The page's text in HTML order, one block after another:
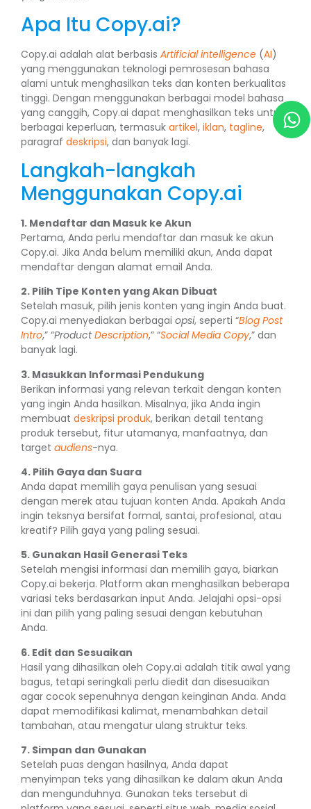
Apa Itu Copy.ai?
Copy.ai adalah alat berbasis Artificial intelligence (AI)
yang menggunakan teknologi pemrosesan bahasa
alami untuk menghasilkan teks dan konten berkualitas
tinggi. Dengan menggunakan berbagai model bahasa
yang canggih, Copy.ai dapat menghasilkan teks untuk
berbagai keperluan, termasuk artikel, iklan, tagline,
paragraf deskripsi, dan banyak lagi.
Langkah-langkah
Menggunakan Copy.ai
1. Mendaftar dan Masuk ke Akun
Pertama, Anda perlu mendaftar dan masuk ke akun
Copy.ai. Jika Anda belum memiliki akun, Anda dapat
mendaftar dengan alamat email Anda.
2. Pilih Tipe Konten yang Akan Dibuat
Setelah masuk, pilih jenis konten yang ingin Anda buat.
Copy.ai menyediakan berbagai opsi, seperti “Blog Post
Intro,” “ProductDescription,” “Social Media Copy,” dan
banyak lagi.
3. Masukkan Informasi Pendukung
Berikan informasi yang relevan terkait dengan konten
yang ingin Anda hasilkan. Misalnya, jika Anda ingin
membuat deskripsi produk, berikan detail tentang
produk tersebut, fitur utamanya, manfaatnya, dan
target audiens-nya.
4. Pilih Gaya dan Suara
Anda dapat memilih gaya penulisan yang sesuai
dengan merek atau tujuan konten Anda. Apakah Anda
ingin teksnya bersifat formal, santai, profesional, atau
kreatif? Pilih gaya yang paling sesuai.
5. Gunakan Hasil Generasi Teks
Setelah mengisi informasi dan memilih gaya, biarkan
Copy.ai bekerja. Platform akan menghasilkan beberapa
variasi teks berdasarkan input Anda. Jelajahi opsi-opsi
ini dan pilih yang paling sesuai dengan kebutuhan
Anda.
6. Edit dan Sesuaikan
Hasil yang dihasilkan oleh Copy.ai adalah titik awal yang
bagus, tetapi seringkali perlu diedit dan disesuaikan
agar cocok sepenuhnya dengan keinginan Anda. Anda
dapat memodifikasi kalimat, menambahkan detail
tambahan, atau mengatur ulang struktur teks.
7. Simpan dan Gunakan
Setelah puas dengan hasilnya, Anda dapat
menyimpan teks yang dihasilkan ke dalam akun Anda
dan mengunduhnya. Gunakan teks tersebut di